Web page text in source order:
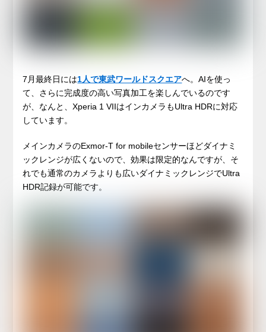
7月最終日には1人で東武ワールドスクエアへ。AIを使っ
て、さらに完成度の高い写真加工を楽しんでいるのです
が、なんと、Xperia 1 VIIはインカメラもUltra HDRに対応
しています。
メインカメラのExmor-T for mobileセンサーほどダイナミ
ックレンジが広くないので、効果は限定的なんですが、そ
れでも通常のカメラよりも広いダイナミックレンジでUltra
HDR記録が可能です。